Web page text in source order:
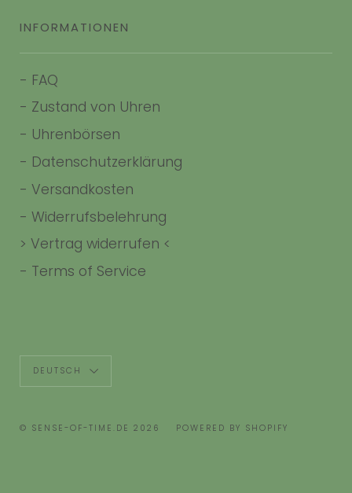
INFORMATIONEN
- FAQ
- Zustand von Uhren
- Uhrenbörsen
- Datenschutzerklärung
- Versandkosten
- Widerrufsbelehrung
> Vertrag widerrufen <
- Terms of Service
Sprache
DEUTSCH
© SENSE-OF-TIME.DE 2026 POWERED BY SHOPIFY